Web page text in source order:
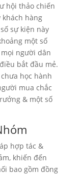
hội thảo chiến
hàng
sự kiện này
một số
người dân
bắt đầu mẻ.
học hành
mua chắc
& một số
hợp tác &
khiến đến
bao gồm đồng